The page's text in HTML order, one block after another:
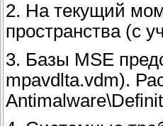
2. На текущий
пространства (с
3. Базы MSE
mpavdlta.vdm).